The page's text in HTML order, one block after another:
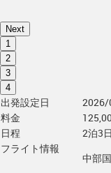
Next
1
2
3
4
出発設定日
2026/
料金
日程
2泊3日
フライト情報
中部